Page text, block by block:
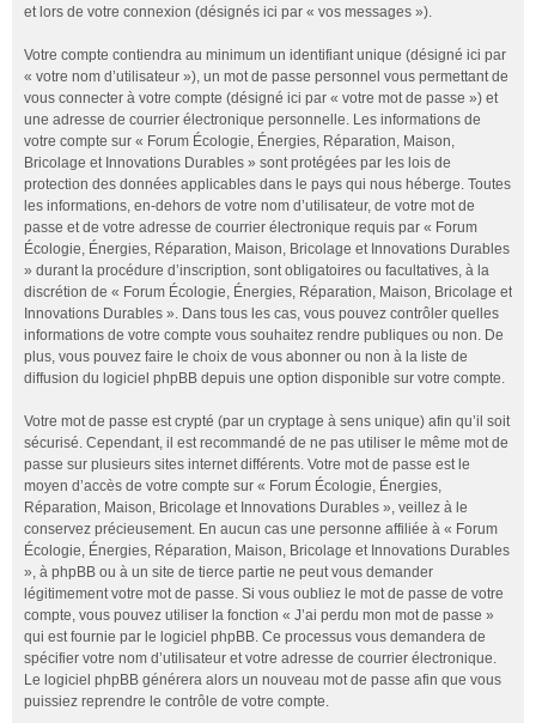
et lors de votre connexion (désignés ici par « vos messages »).
Votre compte contiendra au minimum un identifiant unique (désigné ici par
« votre nom d’utilisateur »), un mot de passe personnel vous permettant de
vous connecter à votre compte (désigné ici par « votre mot de passe ») et
une adresse de courrier électronique personnelle. Les informations de
votre compte sur « Forum Écologie, Énergies, Réparation, Maison,
Bricolage et Innovations Durables » sont protégées par les lois de
protection des données applicables dans le pays qui nous héberge. Toutes
les informations, en-dehors de votre nom d’utilisateur, de votre mot de
passe et de votre adresse de courrier électronique requis par « Forum
Écologie, Énergies, Réparation, Maison, Bricolage et Innovations Durables
» durant la procédure d’inscription, sont obligatoires ou facultatives, à la
discrétion de « Forum Écologie, Énergies, Réparation, Maison, Bricolage et
Innovations Durables ». Dans tous les cas, vous pouvez contrôler quelles
informations de votre compte vous souhaitez rendre publiques ou non. De
plus, vous pouvez faire le choix de vous abonner ou non à la liste de
diffusion du logiciel phpBB depuis une option disponible sur votre compte.
Votre mot de passe est crypté (par un cryptage à sens unique) afin qu’il soit
sécurisé. Cependant, il est recommandé de ne pas utiliser le même mot de
passe sur plusieurs sites internet différents. Votre mot de passe est le
moyen d’accès de votre compte sur « Forum Écologie, Énergies,
Réparation, Maison, Bricolage et Innovations Durables », veillez à le
conservez précieusement. En aucun cas une personne affiliée à « Forum
Écologie, Énergies, Réparation, Maison, Bricolage et Innovations Durables
», à phpBB ou à un site de tierce partie ne peut vous demander
légitimement votre mot de passe. Si vous oubliez le mot de passe de votre
compte, vous pouvez utiliser la fonction « J’ai perdu mon mot de passe »
qui est fournie par le logiciel phpBB. Ce processus vous demandera de
spécifier votre nom d’utilisateur et votre adresse de courrier électronique.
Le logiciel phpBB générera alors un nouveau mot de passe afin que vous
puissiez reprendre le contrôle de votre compte.